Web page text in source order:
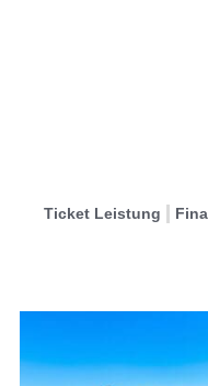
Ticket Leistung